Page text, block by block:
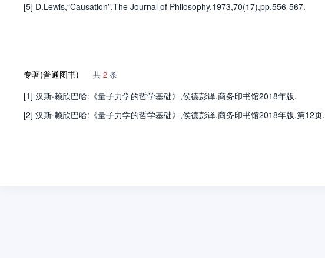
[5] D.Lewis,“Causation”,The Journal of Philosophy,1973,70(17),pp.556-567.
专著(普通图书) 共 2 条
[1] 汉斯·赖欣巴哈:《量子力学的哲学基础》,侯德彭译,商务印书馆2018年版.
[2] 汉斯·赖欣巴哈:《量子力学的哲学基础》,侯德彭译,商务印书馆2018年版,第12页.